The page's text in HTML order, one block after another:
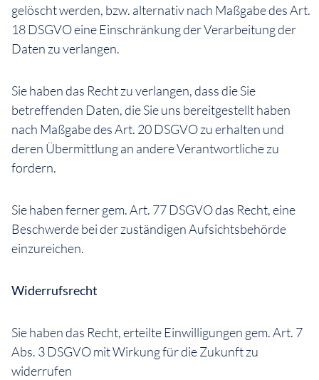
gelöscht werden, bzw. alternativ nach Maßgabe des Art.
18 DSGVO eine Einschränkung der Verarbeitung der
Daten zu verlangen.
Sie haben das Recht zu verlangen, dass die Sie
betreffenden Daten, die Sie uns bereitgestellt haben
nach Maßgabe des Art. 20 DSGVO zu erhalten und
deren Übermittlung an andere Verantwortliche zu
fordern.
Sie haben ferner gem. Art. 77 DSGVO das Recht, eine
Beschwerde bei der zuständigen Aufsichtsbehörde
einzureichen.
Widerrufsrecht
Sie haben das Recht, erteilte Einwilligungen gem. Art. 7
Abs. 3 DSGVO mit Wirkung für die Zukunft zu
widerrufen